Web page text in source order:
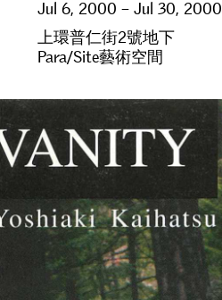
Jul 6, 2000 – Jul 30, 2000
上環普仁街2號地下
Para/Site藝術空間